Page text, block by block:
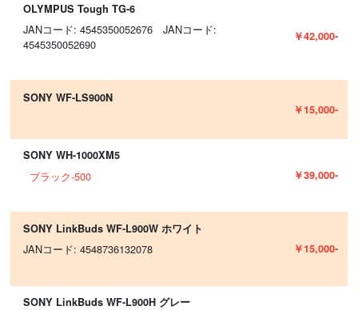
OLYMPUS Tough TG-6
JANコード: 4545350052676 JANコード:
4545350052690
￥42,000-
SONY WF-LS900N
￥15,000-
SONY WH-1000XM5
ブラック-500 ￥39,000-
SONY LinkBuds WF-L900W ホワイト
JANコード: 4548736132078 ￥15,000-
SONY LinkBuds WF-L900H グレー